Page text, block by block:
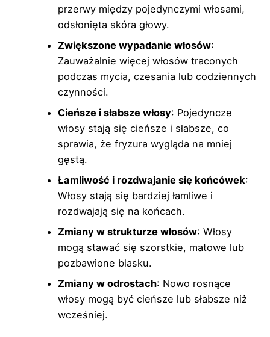
przerwy między pojedynczymi włosami,
odsłonięta skóra głowy.
Zwiększone wypadanie włosów:
Zauważalnie więcej włosów traconych
podczas mycia, czesania lub codziennych
czynności.
Cieńsze i słabsze włosy: Pojedyncze
włosy stają się cieńsze i słabsze, co
sprawia, że fryzura wygląda na mniej
gęstą.
Łamliwość i rozdwajanie się końcówek:
Włosy stają się bardziej łamliwe i
rozdwajają się na końcach.
Zmiany w strukturze włosów: Włosy
mogą stawać się szorstkie, matowe lub
pozbawione blasku.
Zmiany w odrostach: Nowo rosnące
włosy mogą być cieńsze lub słabsze niż
wcześniej.